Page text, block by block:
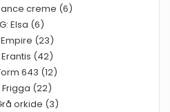
creme (6)
Elsa (6)
Empire (23)
Erantis (42)
643 (12)
Frigga (22)
orkide (3)